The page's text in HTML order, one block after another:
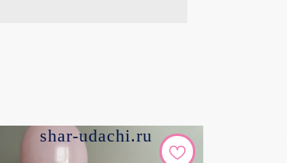
shar-udachi.ru